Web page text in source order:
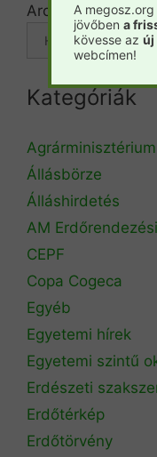
Archívum
Kategóriák
Agrárminisztérium
Állásbörze
Álláshirdetés
AM
CEPF
Copa Cogeca
Egyéb
Egyetemi hírek
Egyetemi szintű
Erdészeti
Erdőtérkép
Erdőtörvény
A
jövőben a
kövesse az új
webcímen!